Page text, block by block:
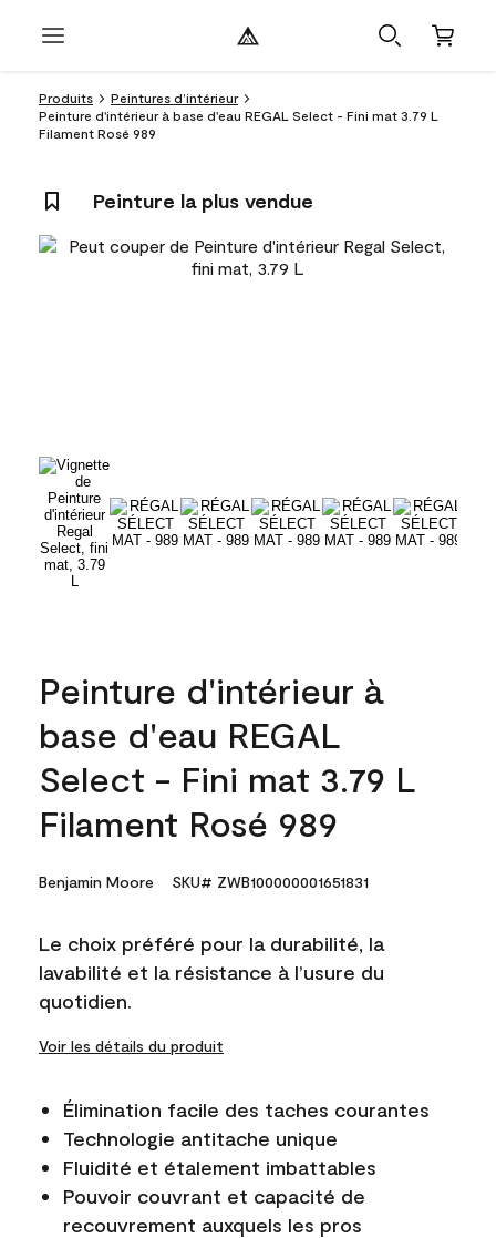
Produits
Peintures d’intérieur
Peinture d'intérieur à base d'eau REGAL Select - Fini mat 3.79 L
Filament Rosé 989
Peinture la plus vendue
Peinture d'intérieur à
base d'eau REGAL
Select - Fini mat 3.79 L
Filament Rosé 989
Benjamin Moore SKU# ZWB100000001651831
Le choix préféré pour la durabilité, la
lavabilité et la résistance à l’usure du
quotidien.
Voir les détails du produit
Élimination facile des taches courantes
Technologie antitache unique
Fluidité et étalement imbattables
Pouvoir couvrant et capacité de
recouvrement auxquels les pros